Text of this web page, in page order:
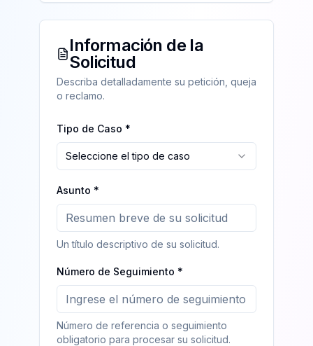
Información de la
Solicitud
Describa detalladamente su petición, queja
o reclamo.
Tipo de Caso *
Seleccione el tipo de caso
Asunto *
Un título descriptivo de su solicitud.
Número de Seguimiento *
Número de referencia o seguimiento
obligatorio para procesar su solicitud.